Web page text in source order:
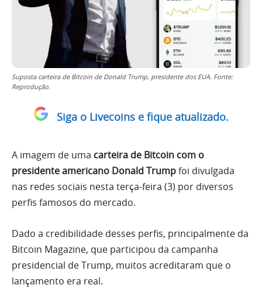
Suposta carteira de Bitcoin de Donald Trump, presidente dos EUA. Fonte:
Reprodução.
Siga o Livecoins e fique atualizado.
A imagem de uma carteira de Bitcoin com o
presidente americano Donald Trumpfoi divulgada
nas redes sociais nesta terça-feira (3) por diversos
perfis famosos do mercado.
Dado a credibilidade desses perfis, principalmente da
Bitcoin Magazine, que participou da campanha
presidencial de Trump, muitos acreditaram que o
lançamento era real.